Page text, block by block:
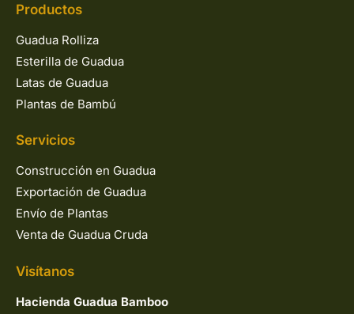
Productos
Guadua Rolliza
Esterilla de Guadua
Latas de Guadua
Plantas de Bambú
Servicios
Construcción en Guadua
Exportación de Guadua
Envío de Plantas
Venta de Guadua Cruda
Visítanos
Hacienda Guadua Bamboo